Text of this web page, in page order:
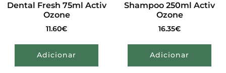
Dental Fresh 75ml Activ
Ozone
11.60€
Adicionar
Shampoo 250ml Activ
Ozone
16.35€
Adicionar